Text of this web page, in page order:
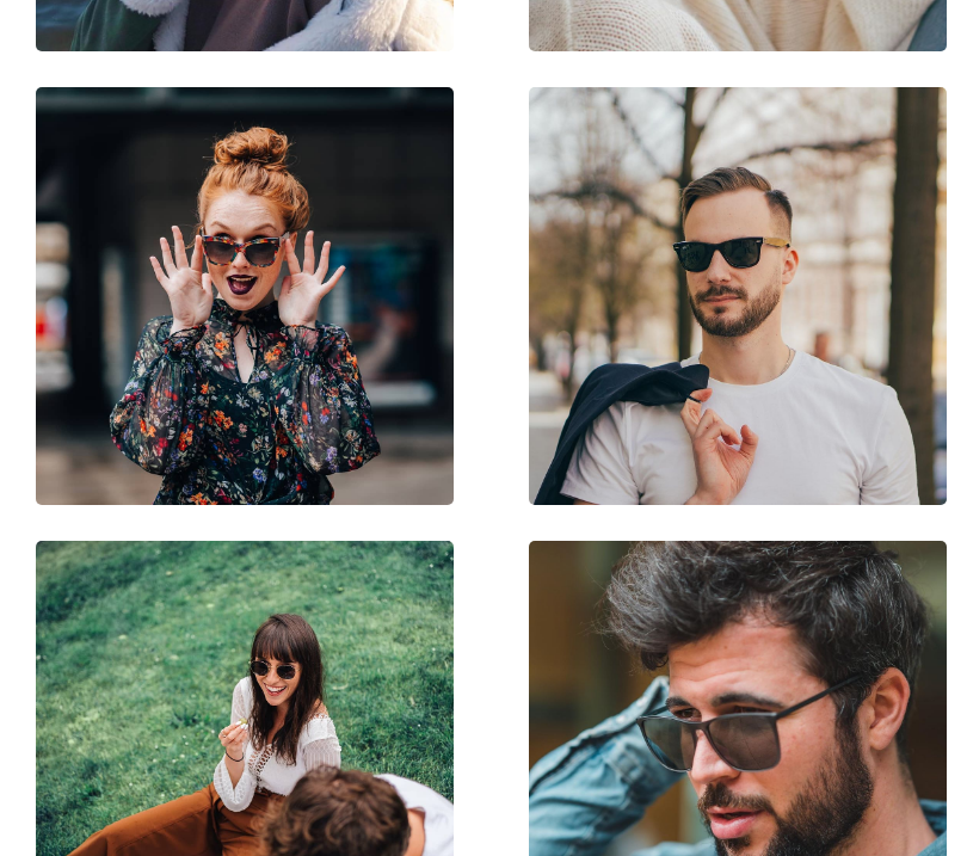
Balama flexibilă:
Nu
Accesorii
Suport:
Da
Lavetă pentru curățat:
Altele
Sex:
Categorie:
Ochelari de soare
Brand:
Utilizare:
Modă
Cod:
0PH 4167 500371 56